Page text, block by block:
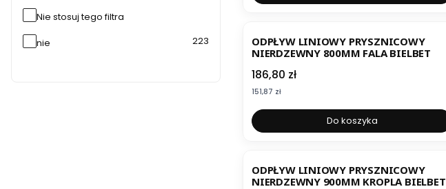
Nie stosuj tego filtra
nie
223
ODPŁYW LINIOWY PRYSZNICOWY
NIERDZEWNY 800MM FALA BIELBET
Cena
186,80 zł
Cena
151,87 zł
Do koszyka
ODPŁYW LINIOWY PRYSZNICOWY
NIERDZEWNY 900MM KROPLA BIELBET